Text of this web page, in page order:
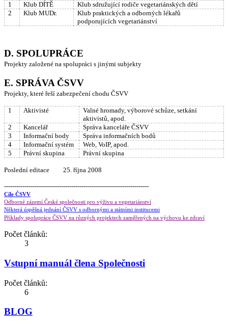
1 Klub DÍTĚ
Klub sdružující rodiče vegetariánských dětí
2
Klub MUDr.
Klub praktických a odborných lékařů
podporujících vegetariánství
D. SPOLUPRÁCE
Projekty založené na spolupráci s jinými subjekty
E. SPRÁVA ČSVV
Projekty, které řeší zabezpečení chodu ČSVV
1 Aktivisté
Valné hromady, výborové schůze, setkání
aktivistů, apod.
2
Kancelář
Správa kanceláře ČSVV
3
Informační body
Správa informačních bodů
4
Informační systém
Web, VoIP, apod.
5
Právní skupina Právní skupina
Poslední editace 25. října 2008
-----------------------------------------------------------------------
Cíle ČSVV
Odborné zázemí České společnosti pro výživu a vegetariánství
Některá úspěšná jednání ČSVV s odbornými a státními institucemi
Příklady spolupráce ČSVV na různých projektech zaměřených na výchovu ke zdraví
Počet článků:
3
Vstupní manuál člena Společnosti
Počet článků:
6
BLOG